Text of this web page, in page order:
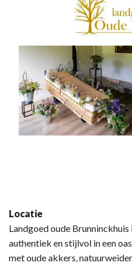
Locatie
Landgoed oude
authentiek en stijlvol in een
met oude akkers,